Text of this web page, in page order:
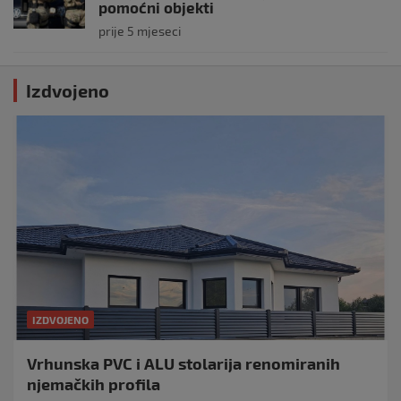
pomoćni objekti
prije 5 mjeseci
Izdvojeno
IZDVOJENO
Vrhunska PVC i ALU stolarija renomiranih
njemačkih profila